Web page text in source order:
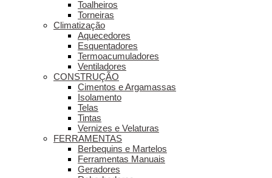
Toalheiros
Torneiras
Climatização
Aquecedores
Esquentadores
Termoacumuladores
Ventiladores
CONSTRUÇÃO
Cimentos e Argamassas
Isolamento
Telas
Tintas
Vernizes e Velaturas
FERRAMENTAS
Berbequins e Martelos
Ferramentas Manuais
Geradores